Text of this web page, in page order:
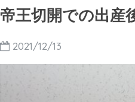
帝王切開での出産
2021/12/13